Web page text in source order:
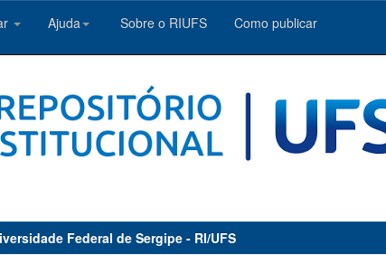
Ajuda Sobre o RIUFS Como publicar
Federal de Sergipe - RI/UFS